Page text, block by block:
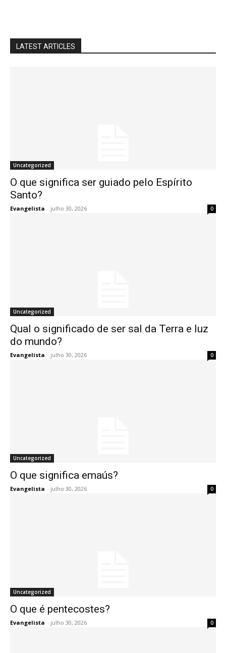
LATEST ARTICLES
Uncategorized
O que significa ser guiado pelo Espírito
Santo?
Evangelista - julho 30, 2026 0
Uncategorized
Qual o significado de ser sal da Terra e luz
do mundo?
Evangelista - julho 30, 2026 0
Uncategorized
O que significa emaús?
Evangelista - julho 30, 2026 0
Uncategorized
O que é pentecostes?
Evangelista - julho 30, 2026 0